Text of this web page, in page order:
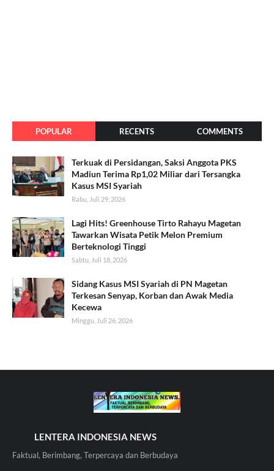
POPULAR RECENTS COMMENTS
Terkuak di Persidangan, Saksi Anggota PKS
Madiun Terima Rp1,02 Miliar dari Tersangka
Kasus MSI Syariah
Rabu, Juli 29, 2026
Lagi Hits! Greenhouse Tirto Rahayu Magetan
Tawarkan Wisata Petik Melon Premium
Berteknologi Tinggi
Sabtu, Juli 18, 2026
Sidang Kasus MSI Syariah di PN Magetan
Terkesan Senyap, Korban dan Awak Media
Kecewa
Minggu, Juli 26, 2026
LENTERA INDONESIA NEWS
Faktual, Berimbang, Terpercaya dan Berbudaya